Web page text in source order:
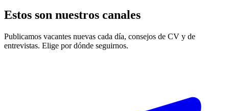
Estos son nuestros canales
Publicamos vacantes nuevas cada día, consejos de CV y de
entrevistas. Elige por dónde seguirnos.